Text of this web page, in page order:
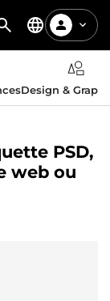
Design &
PSD,
web ou